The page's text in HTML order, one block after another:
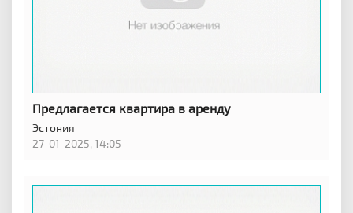
Предлагается квартира в аренду
Эстония
27-01-2025, 14:05